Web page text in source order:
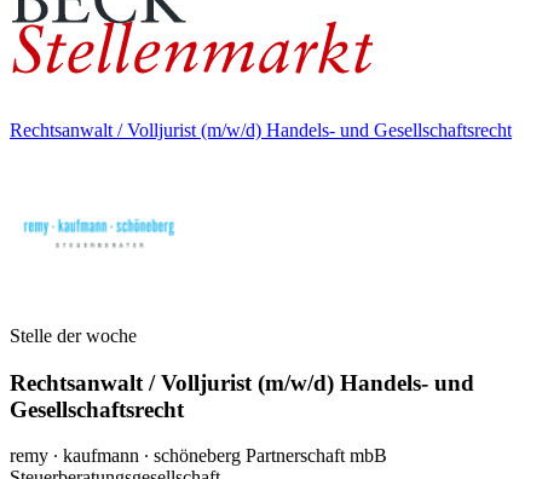
Rechtsanwalt / Volljurist (m/w/d) Handels- und Gesellschaftsrecht
Stelle der woche
Rechtsanwalt / Volljurist (m/w/d) Handels- und
Gesellschaftsrecht
remy ∙ kaufmann ∙ schöneberg Partnerschaft mbB